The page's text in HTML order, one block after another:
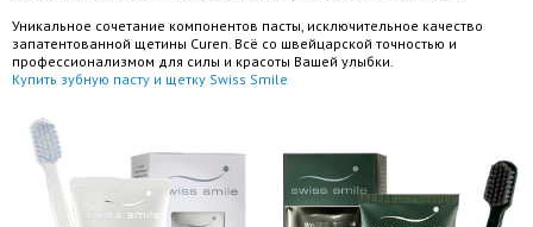
Уникальное сочетание компонентов пасты, исключительное качество
запатентованной щетины Curen. Всё со швейцарской точностью и
профессионализмом для силы и красоты Вашей улыбки.
Купить зубную пасту и щетку Swiss Smile